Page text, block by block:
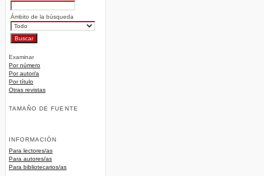
Ámbito de la búsqueda
Examinar
Por número
Por autor/a
Por título
Otras revistas
TAMAÑO DE FUENTE
INFORMACIÓN
Para lectores/as
Para autores/as
Para bibliotecarios/as